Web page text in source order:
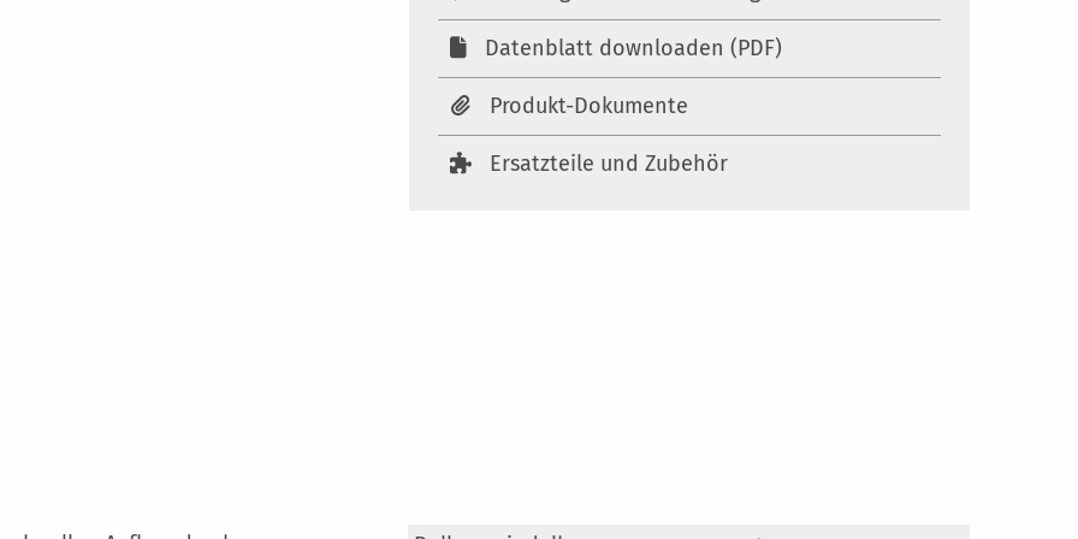
Datenblatt downloaden (PDF)
Produkt-Dokumente
Ersatzteile und Zubehör